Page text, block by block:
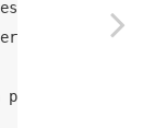
the called
library
input